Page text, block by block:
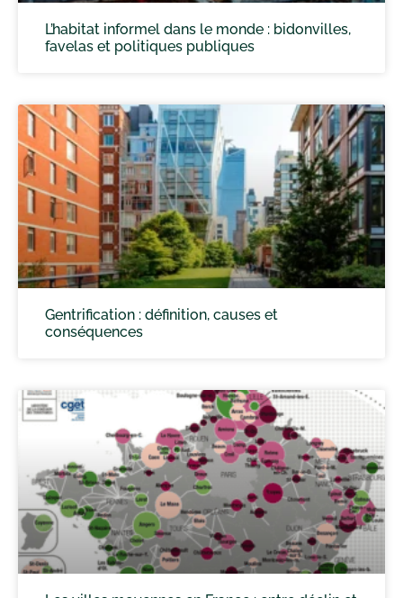
L’habitat informel dans le monde : bidonvilles,
favelas et politiques publiques
Gentrification : définition, causes et
conséquences